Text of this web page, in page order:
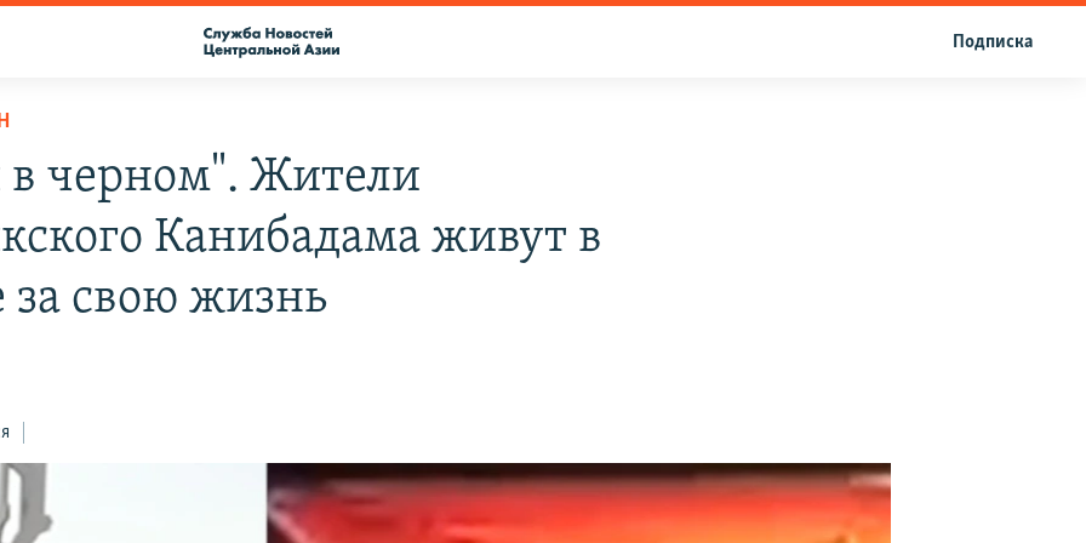
Подписка
черном". Жители
Канибадама живут в
за свою жизнь